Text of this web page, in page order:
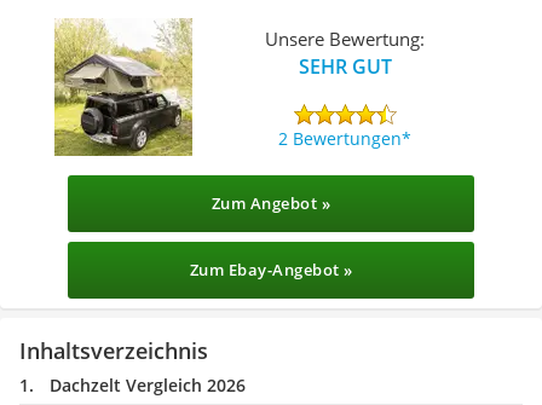
Unsere Bewertung:
SEHR GUT
2 Bewertungen
Zum Angebot »
Zum Ebay-Angebot »
Inhaltsverzeichnis
Dachzelt Vergleich 2026